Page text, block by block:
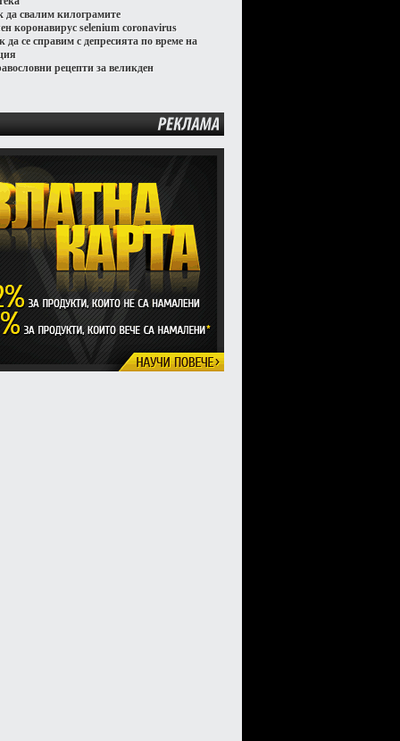
да свалим килограмите
коронавирус selenium coronavirus
да се справим с депресията по време на
рецепти за великден